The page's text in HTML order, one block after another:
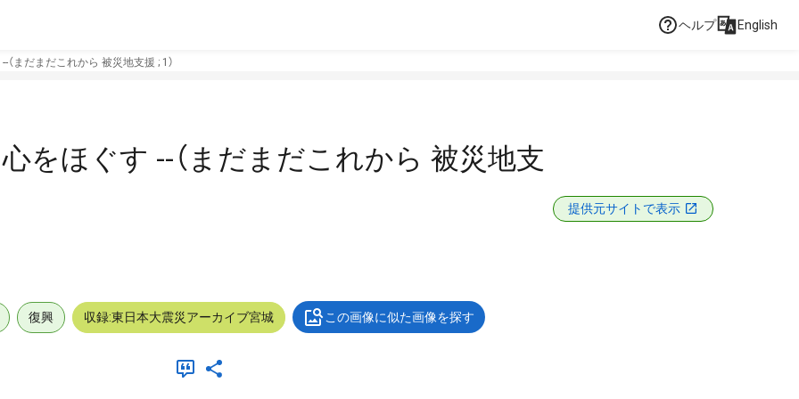
ヘルプ English
まだまだこれから 被災地支援 ; 1）
をほぐす --（まだまだこれから 被災地支
提供元サイトで表示
復興 収録:東日本大震災アーカイブ宮城 この画像に似た画像を探す